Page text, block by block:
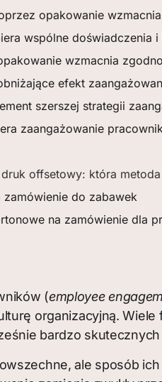
opakowanie
wspólne doświadczenia i
wzmacnia
efekt
szerszej strategii
zaangażowanie
offsetowy: która
zamówienie do zabawek
na zamówienie dla
(employee
organizacyjną.
bardzo
ale sposób